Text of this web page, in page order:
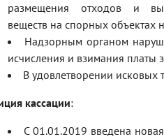
размещения отходов и
веществ на спорных
Надзорным органом
исчисления и взимания платы
В удовлетворении исковых
кассации:
С 01.01.2019 введена